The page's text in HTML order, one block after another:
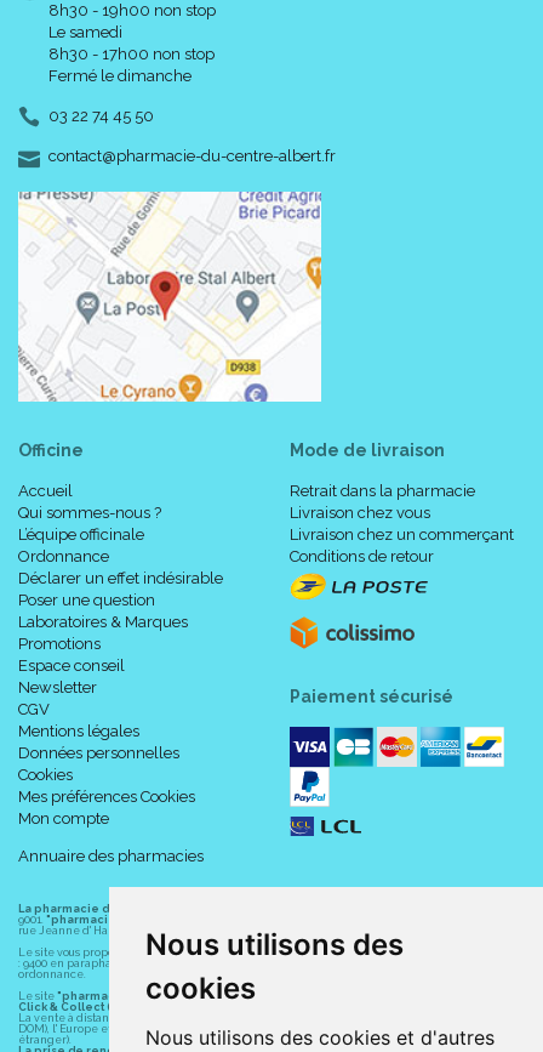
Nous utilisons des
cookies
Nous utilisons des cookies et d'autres
8h30 - 19h00 non stop
Le samedi
8h30 - 17h00 non stop
Fermé le dimanche
03 22 74 45 50
contact-
@-
pharmacie-du-centre-albert.fr
Officine
Accueil
Qui sommes-nous ?
L’équipe officinale
Ordonnance
Déclarer un effet indésirable
Poser une question
Laboratoires & Marques
Promotions
Espace conseil
Newsletter
CGV
Mentions légales
Données personnelles
Cookies
Mes préférences Cookies
Mon compte
Annuaire des pharmacies
Mode de livraison
Retrait dans la pharmacie
Livraison chez vous
Livraison chez un commerçant
Conditions de retour
Paiement sécurisé
La pharmacie du centre à Albert
9001. "pharmacie-du-centre-albert.fr "
rue Jeanne d' Harcourt, 80300 Albert.
Le site vous propose un large choix de plus de 11000 références, au prix les plus bas possible
: 9400 en parapharmacie, animaux, orthopédie, matériel médical. 1700 en médicaments sans
ordonnance.
Le site "pharmacie-du-centre-albert.fr"vous propose les service suivants :
Click & Collect (retrait gratuit dans la pharmacie).
La vente à distance chez vous et/ou chez un commerçant sur la France (Andorre, Monaco et
DOM), l' Europe et le monde entier (livraison assuré par Colissimo et ses partenaires à l'
étranger).